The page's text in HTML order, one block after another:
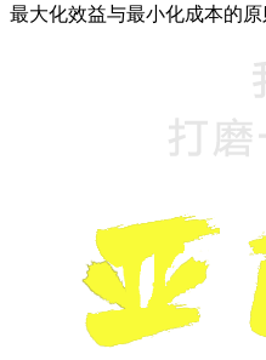
最大化效益与最小化成本的原